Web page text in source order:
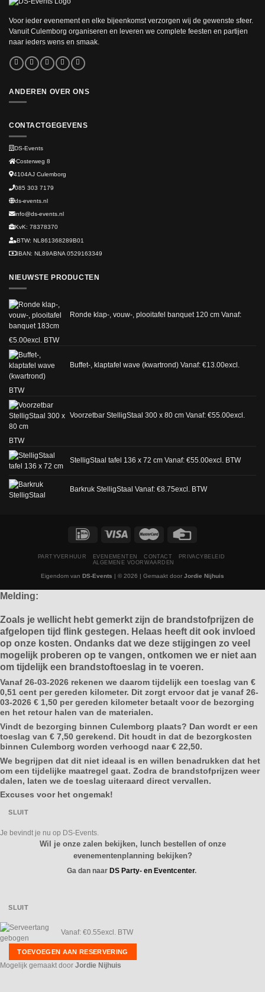
Voor ieder evenement en elke bijeenkomst verzorgen wij de gewenste sfeer.
Vanuit Culemborg organiseren en leveren we complete feesten en partijen
naar ieders wens en smaak.
ANDEREN OVER ONS
CONTACTGEGEVENS
DS-Events
Costerweg 8
4104AJ Culemborg
085 303 7179
ds-events.nl
info@ds-events.nl
KvK: 78378370
BTW: NL861368289B01
IBAN: NL89ABNA 0529163349
NIEUWSTE PRODUCTEN
Ronde klap-, vouw-, plooitafel banquet 120 cm Vanaf:
€5.00excl. BTW
Buffet-, klaptafel wave (kwartrond) Vanaf: €13.00excl.
BTW
Voorzetbar StelligStaal 300 x 80 cm Vanaf: €55.00excl.
BTW
StelligStaal tafel 136 x 72 cm Vanaf: €55.00excl. BTW
Barkruk StelligStaal Vanaf: €8.75excl. BTW
PARTYVERHUUR EVENEMENTEN CONTACT
PRIVACYBELEID
ALGEMENE VOORWAARDEN
Eigendom van DS-Events | © 2026 | Gemaakt door Jordie Nijhuis
Melding:
Zoals je wellicht hebt gemerkt zijn de brandstofprijzen de
afgelopen tijd flink gestegen. Helaas heeft dit ook invloed
op onze kosten. Ondanks dat we deze stijgingen zo veel
mogelijk proberen op te vangen, ontkomen we er niet aan
om tijdelijk een brandstoftoeslag in te voeren.
Vanaf 26-03-2026 rekenen we daarom tijdelijk een toeslag van €
0,51 cent per gereden kilometer. Dit zorgt ervoor dat je vanaf 26-
03-2026 € 1,50 per gereden kilometer betaalt voor de bezorging
en het retour halen van de materialen.
Vindt de bezorging binnen Culemborg plaats? Dan wordt er een
toeslag van € 7,50 gerekend. Dit houdt in dat de bezorgkosten
binnen Culemborg worden verhoogd naar € 22,50.
We begrijpen dat dit niet ideaal is en willen benadrukken dat het
om een tijdelijke maatregel gaat. Zodra de brandstofprijzen weer
dalen, laten we de toeslag uiteraard direct vervallen.
Excuses voor het ongemak!
SLUIT
Je bevindt je nu op DS-Events.
Wil je onze zalen bekijken, lunch bestellen of onze
evenementenplanning bekijken?
Ga dan naar DS Party- en Eventcenter.
SLUIT
Vanaf: €0.55excl. BTW
TOEVOEGEN AAN RESERVERING
Mogelijk gemaakt door Jordie Nijhuis